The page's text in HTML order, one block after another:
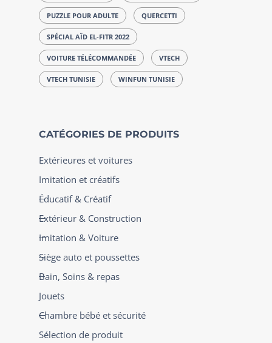
PUZZLE POUR ADULTE QUERCETTI
SPÉCIAL AÏD EL-FITR 2022
VOITURE TÉLÉCOMMANDÉE VTECH
VTECH TUNISIE WINFUN TUNISIE
CATÉGORIES DE PRODUITS
Extérieures et voitures
Imitation et créatifs
Éducatif & Créatif
Extérieur & Construction
Imitation & Voiture
Siège auto et poussettes
Bain, Soins & repas
Jouets
Chambre bébé et sécurité
Sélection de produit